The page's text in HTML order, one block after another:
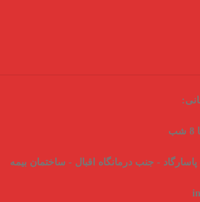
- جنب درمانگاه اقبال - ساختمان بیمه